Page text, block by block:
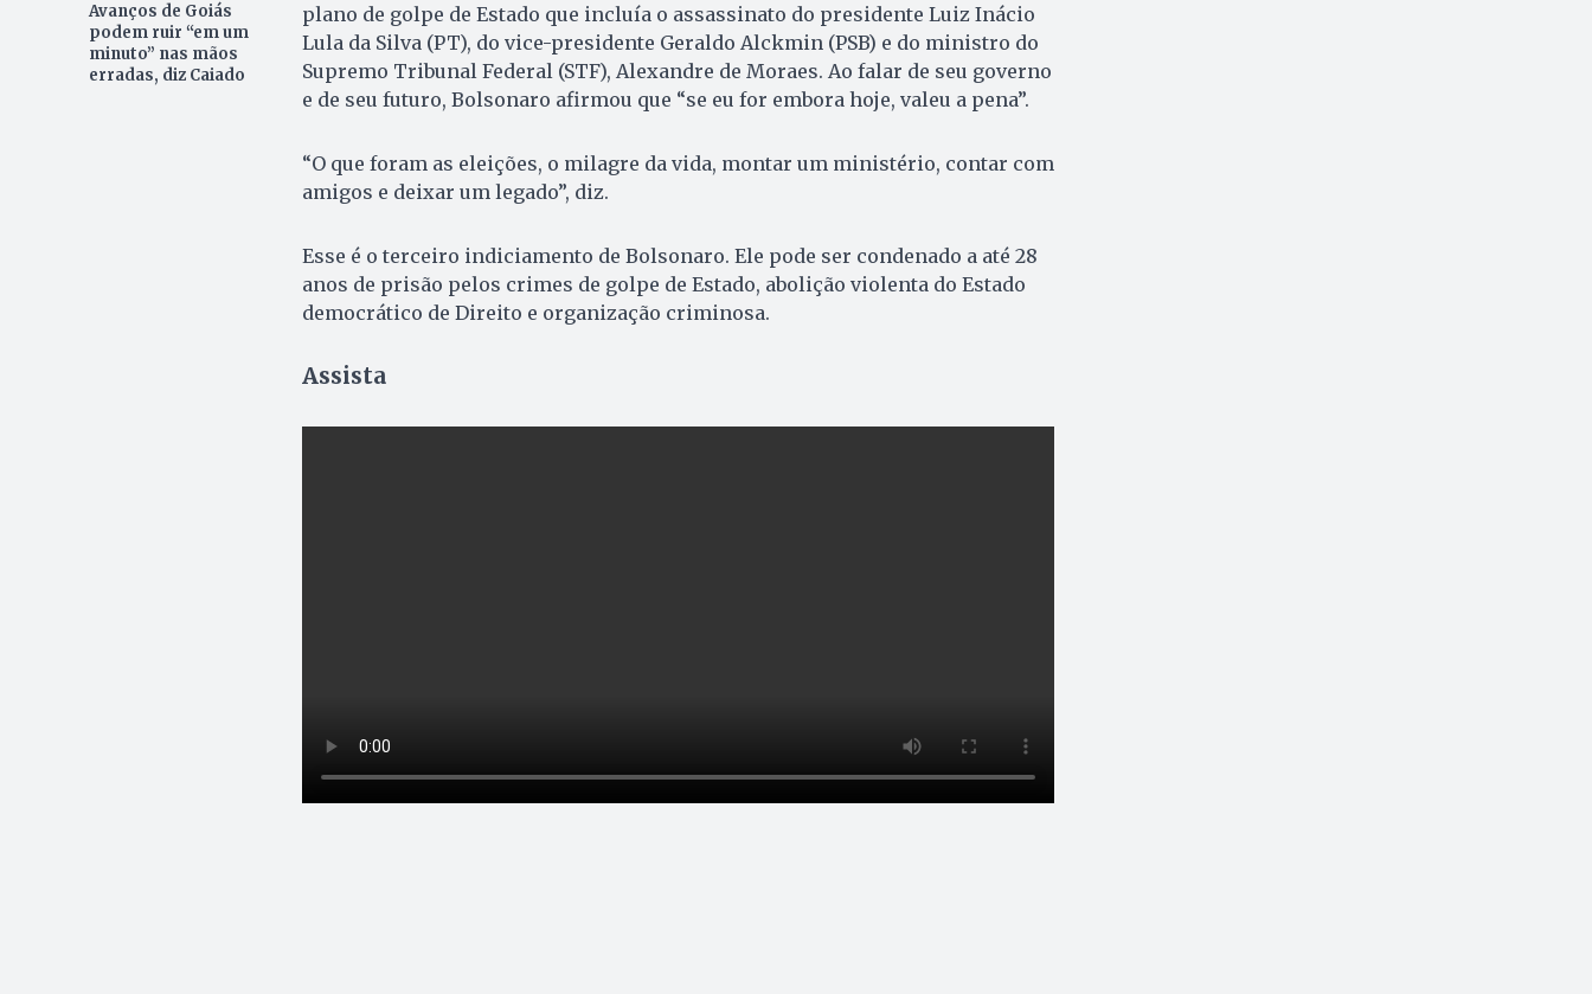
Avanços de Goiás
podem ruir “em um
minuto” nas mãos
erradas, diz Caiado
plano de golpe de Estado que incluía o assassinato do presidente Luiz Inácio
Lula da Silva (PT), do vice-presidente Geraldo Alckmin (PSB) e do ministro do
Supremo Tribunal Federal (STF), Alexandre de Moraes. Ao falar de seu governo
e de seu futuro, Bolsonaro afirmou que “se eu for embora hoje, valeu a pena”.
“O que foram as eleições, o milagre da vida, montar um ministério, contar com
amigos e deixar um legado”, diz.
Esse é o terceiro indiciamento de Bolsonaro. Ele pode ser condenado a até 28
anos de prisão pelos crimes de golpe de Estado, abolição violenta do Estado
democrático de Direito e organização criminosa.
Assista